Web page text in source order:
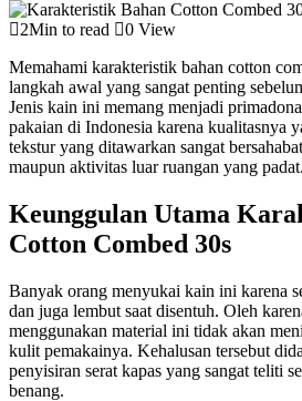
2Min to read
0 View
Memahami karakteristik bahan cotton
langkah awal yang sangat penting
Jenis kain ini memang menjadi
pakaian di Indonesia karena kualitasnya
tekstur yang ditawarkan sangat
maupun aktivitas luar ruangan yang padat.
Keunggulan Utama
Cotton Combed 30s
Banyak orang menyukai kain ini karena
dan juga lembut saat disentuh. Oleh
menggunakan material ini tidak akan
kulit pemakainya. Kehalusan tersebut
penyisiran serat kapas yang sangat teliti
benang.